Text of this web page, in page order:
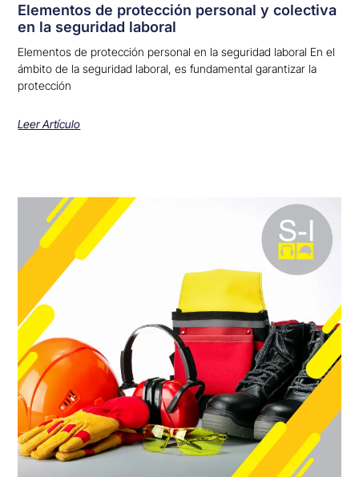
Elementos de protección personal y colectiva
en la seguridad laboral
Elementos de protección personal en la seguridad laboral En el
ámbito de la seguridad laboral, es fundamental garantizar la
protección
Leer Artículo